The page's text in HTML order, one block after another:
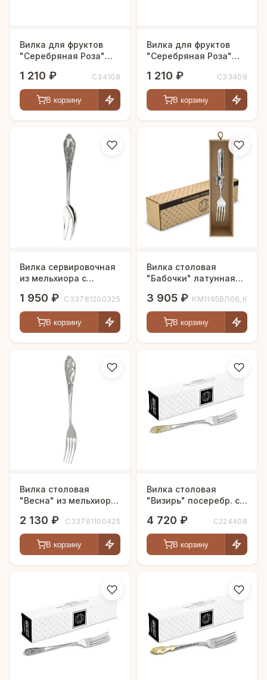
Вилка для фруктов
"Серебряная Роза"
1 210 ₽ С34108
В корзину
Вилка для фруктов
"Серебряная Роза"
чернью
1 210 ₽ С33409
В корзину
Вилка сервировочная
из мельхиора с
1 950 ₽ С33781200325
В корзину
Вилка столовая
"Бабочки" латунная
чернением кованая
3 905 ₽ КМ1195ВЛ06_К
В корзину
Вилка столовая
"Весна" из мельхиора
2 130 ₽ С33781100425
В корзину
Вилка столовая
"Визирь" посеребр. с
4 720 ₽ С224408
В корзину